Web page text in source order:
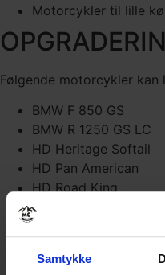
Samtykke
Motorcykler til lille
Følgende motorcykler
BMW F 850 GS
BMW R 1250 GS LC
HD Heritage Softail
HD Pan American
HD Road King
HD Sportster 1200
HD Street Glide
Moto Guzzi V100